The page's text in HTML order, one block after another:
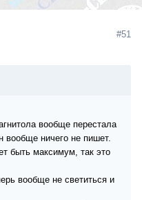
#51
вообще перестала
вообще ничего не пишет.
быть максимум, так это
вообще не светиться и